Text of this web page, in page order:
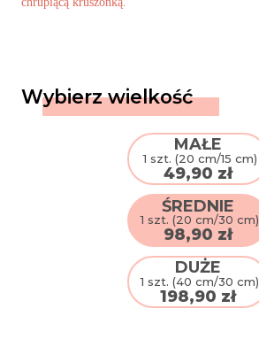
Regulamin
Polityka prywatności
Wybierz wielkość
MAŁE
1 szt. (20 cm/15 cm)
49,90 zł
ŚREDNIE
1 szt. (20 cm/30 cm)
98,90 zł
DUŻE
1 szt. (40 cm/30 cm)
198,90 zł